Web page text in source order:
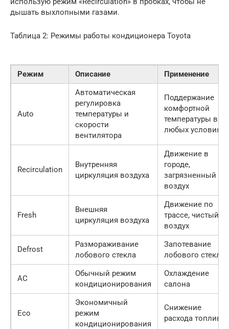
дышать выхлопными газами.
Таблица 2: Режимы работы кондиционера Toyota
Режим Описание Применение
Auto
Автоматическая
регулировка
температуры и
скорости
вентилятора
Поддержание
комфортной
температуры в
любых условиях
Recirculation
Внутренняя
циркуляция воздуха
Движение в
городе,
загрязненный
воздух
Fresh
Внешняя
циркуляция воздуха
Движение по
трассе, чистый
воздух
Defrost
Размораживание
лобового стекла
Запотевание
лобового стекла
AC
Обычный режим
кондиционирования
Охлаждение
салона
Eco
Экономичный
режим
кондиционирования
Снижение
расхода топлива